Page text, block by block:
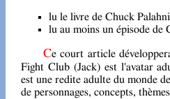
lu le livre de Chuck
lu au moins un épisode de
Ce court article développera l'idée que le narrateur de
Fight Club (Jack) est l'avatar
est une redite adulte du monde
de personnages, concepts,